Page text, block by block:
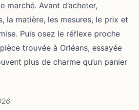
marché. Avant d’acheter,
la matière, les mesures, le prix et
Puis osez le réflexe proche
trouvée à Orléans, essayée
plus de charme qu’un panier